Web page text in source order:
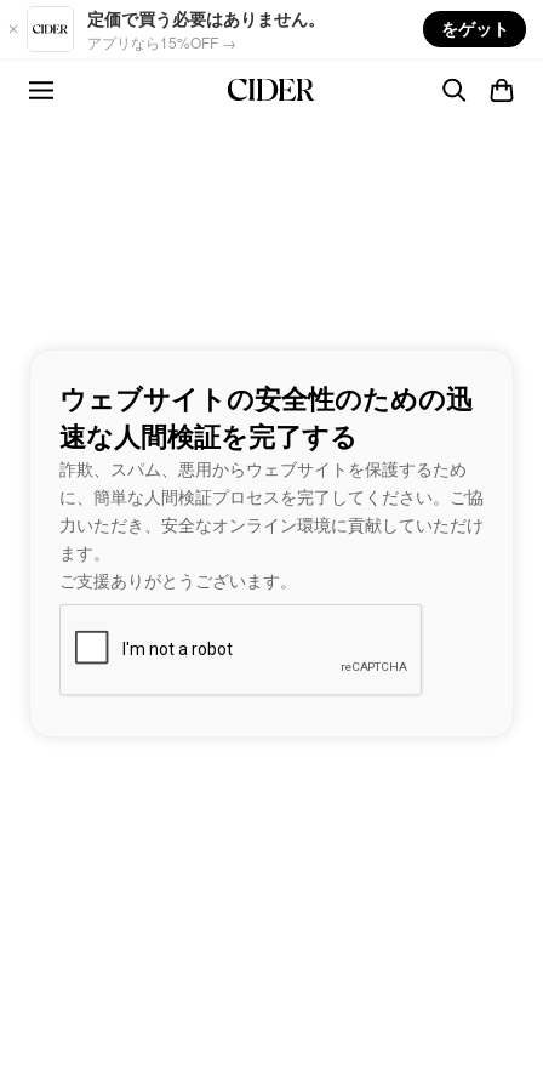
Skip to main content
定価で買う必要はありません。
アプリなら15%OFF →
をゲット
ウェブサイトの安全性のための迅
速な人間検証を完了する
詐欺、スパム、悪用からウェブサイトを保護するため
に、簡単な人間検証プロセスを完了してください。ご協
力いただき、安全なオンライン環境に貢献していただけ
ます。
ご支援ありがとうございます。